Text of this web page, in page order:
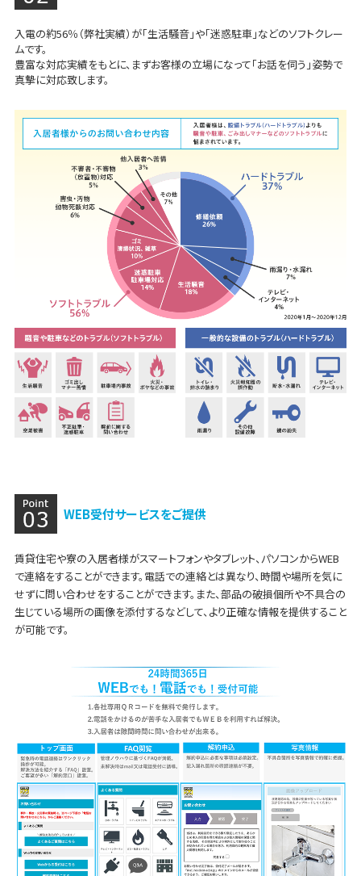
入電の約56％（弊社実績）が「生活騒音」や「迷惑駐車」などのソフトクレー
ムです。
豊富な対応実績をもとに、まずお客様の立場になって「お話を伺う」姿勢で
真摯に対応致します。
WEB受付サービスをご提供
賃貸住宅や寮の入居者様がスマートフォンやタブレット、パソコンからWEB
で連絡をすることができます。電話での連絡とは異なり、時間や場所を気に
せずに問い合わせをすることができます。また、部品の破損個所や不具合の
生じている場所の画像を添付するなどして、より正確な情報を提供すること
が可能です。